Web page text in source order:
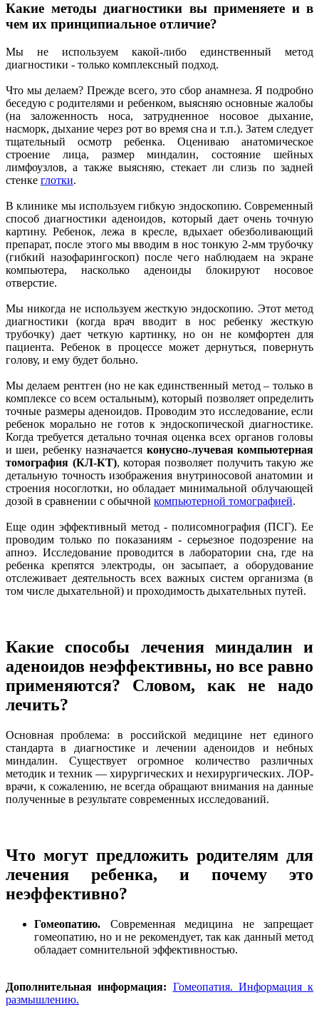
Какие методы диагностики вы применяете и в
чем их принципиальное отличие?
Мы не используем какой-либо единственный метод
диагностики - только комплексный подход.
Что мы делаем? Прежде всего, это сбор анамнеза. Я подробно
беседую с родителями и ребенком, выясняю основные жалобы
(на заложенность носа, затрудненное носовое дыхание,
насморк, дыхание через рот во время сна и т.п.). Затем следует
тщательный осмотр ребенка. Оцениваю анатомическое
строение лица, размер миндалин, состояние шейных
лимфоузлов, а также выясняю, стекает ли слизь по задней
стенке глотки.
В клинике мы используем гибкую эндоскопию. Современный
способ диагностики аденоидов, который дает очень точную
картину. Ребенок, лежа в кресле, вдыхает обезболивающий
препарат, после этого мы вводим в нос тонкую 2-мм трубочку
(гибкий назофарингоскоп) после чего наблюдаем на экране
компьютера, насколько аденоиды блокируют носовое
отверстие.
Мы никогда не используем жесткую эндоскопию. Этот метод
диагностики (когда врач вводит в нос ребенку жесткую
трубочку) дает четкую картинку, но он не комфортен для
пациента. Ребенок в процессе может дернуться, повернуть
голову, и ему будет больно.
Мы делаем рентген (но не как единственный метод – только в
комплексе со всем остальным), который позволяет определить
точные размеры аденоидов. Проводим это исследование, если
ребенок морально не готов к эндоскопической диагностике.
Когда требуется детально точная оценка всех органов головы
и шеи, ребенку назначается конусно-лучевая компьютерная
томография (КЛ-КТ), которая позволяет получить такую же
детальную точность изображения внутриносовой анатомии и
строения носоглотки, но обладает минимальной облучающей
дозой в сравнении с обычной компьютерной томографией.
Еще один эффективный метод - полисомнография (ПСГ). Ее
проводим только по показаниям - серьезное подозрение на
апноэ. Исследование проводится в лаборатории сна, где на
ребенка крепятся электроды, он засыпает, а оборудование
отслеживает деятельность всех важных систем организма (в
том числе дыхательной) и проходимость дыхательных путей.
Какие способы лечения миндалин и
аденоидов неэффективны, но все равно
применяются? Словом, как не надо
лечить?
Основная проблема: в российской медицине нет единого
стандарта в диагностике и лечении аденоидов и небных
миндалин. Существует огромное количество различных
методик и техник — хирургических и нехирургических. ЛОР-
врачи, к сожалению, не всегда обращают внимания на данные
полученные в результате современных исследований.
Что могут предложить родителям для
лечения ребенка, и почему это
неэффективно?
Гомеопатию. Современная медицина не запрещает
гомеопатию, но и не рекомендует, так как данный метод
обладает сомнительной эффективностью.
Дополнительная информация: Гомеопатия. Информация к
размышлению.